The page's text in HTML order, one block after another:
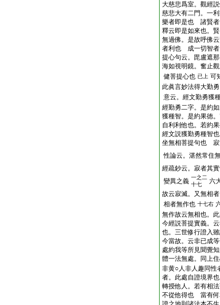
大慈悲爲室。觀經
慈悲大有二門。一
樂者即是也 諸賢者
釋云即是如來也。
無過佛。是故呼佛
者利也 成一切智者
提心句云。毘盧遮
海如視明鏡。奮止
健菩提心也 已上 可
此眞言妙法得大勤
意云。經文勤勇獲
經勤勇二字。是約
獲種智。是約果徳
自利利他也。若約
經文説獲勤勇種智
坐無相菩提句也 寂
性論云。湛然常住
經疏鈔云。寂者其
變異之義 一之二
十七
六
故云寂滅。又無相
相者無作也 十七右
無作故云無相也。
今經説菩提實義。
也。三世修行證入
今當故。云非已成
處約我等所見聞覺
體一法無處。同上
非黄○人非人趣同
者。此處自證境界
轉授他人。若有相
不從他得也 當有何